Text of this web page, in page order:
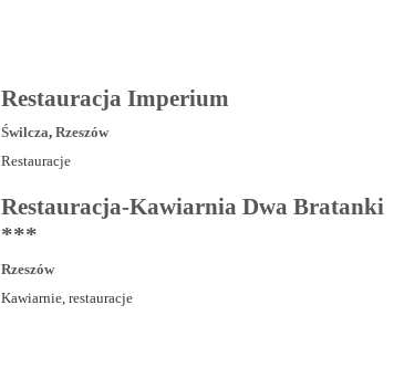
Restauracja Imperium
Świlcza, Rzeszów
Restauracje
Restauracja-Kawiarnia Dwa Bratanki
***
Rzeszów
Kawiarnie, restauracje